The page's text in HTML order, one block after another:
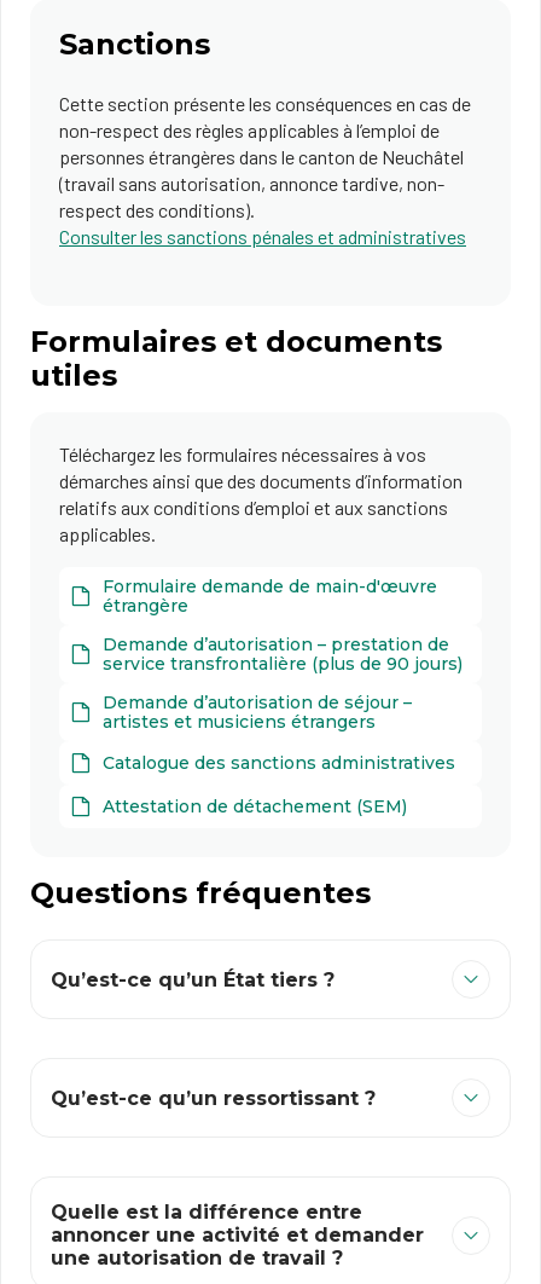
Sanctions
Cette section présente les conséquences en cas de
non-respect des règles applicables à l’emploi de
personnes étrangères dans le canton de Neuchâtel
(travail sans autorisation, annonce tardive, non-
respect des conditions).
Consulter les sanctions pénales et administratives
Formulaires et documents
utiles
Téléchargez les formulaires nécessaires à vos
démarches ainsi que des documents d’information
relatifs aux conditions d’emploi et aux sanctions
applicables.
Formulaire demande de main-d'œuvre
étrangère
Demande d’autorisation – prestation de
service transfrontalière (plus de 90 jours)
Demande d’autorisation de séjour –
artistes et musiciens étrangers
Catalogue des sanctions administratives
Attestation de détachement (SEM)
Questions fréquentes
Qu’est-ce qu’un État tiers ?
Qu’est-ce qu’un ressortissant ?
Quelle est la différence entre
annoncer une activité et demander
une autorisation de travail ?